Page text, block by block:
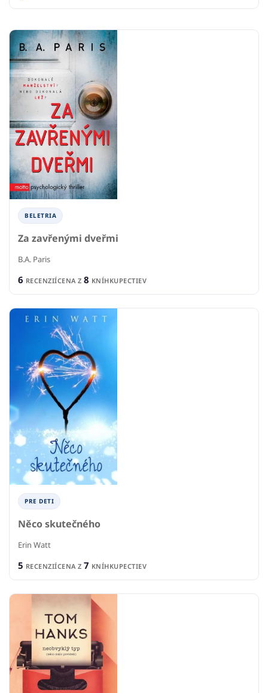
BELETRIA
Za zavřenými dveřmi
B.A. Paris
6 RECENZIÍCENA Z 8 KNÍHKUPECTIEV
PRE DETI
Něco skutečného
Erin Watt
5 RECENZIÍCENA Z 7 KNÍHKUPECTIEV